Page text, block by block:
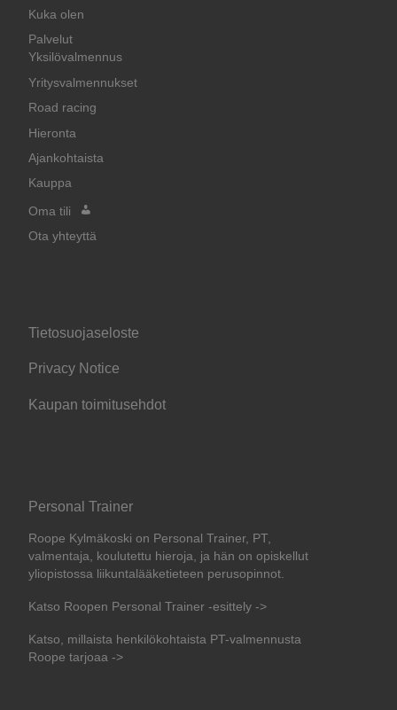
Kuka olen
Palvelut
Yksilövalmennus
Yritysvalmennukset
Road racing
Hieronta
Ajankohtaista
Kauppa
Oma tili
Ota yhteyttä
Tietosuojaseloste
Privacy Notice
Kaupan toimitusehdot
Personal Trainer
Roope Kylmäkoski on Personal Trainer, PT,
valmentaja, koulutettu hieroja, ja hän on opiskellut
yliopistossa liikuntalääketieteen perusopinnot.
Katso Roopen Personal Trainer -esittely ->
Katso, millaista henkilökohtaista PT-valmennusta
Roope tarjoaa ->